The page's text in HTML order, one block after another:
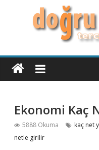
Ekonomi Kaç
5888 Okuma kaç net
netle girilir